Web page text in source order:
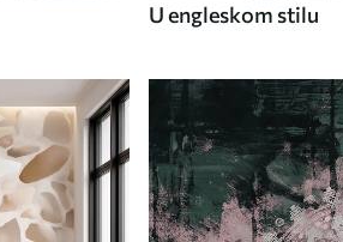
U engleskom stilu